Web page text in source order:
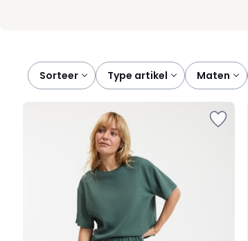
Sorteer
type artikel maten